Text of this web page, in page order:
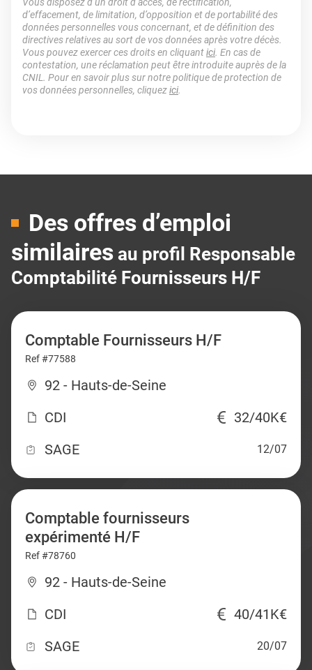
d’effacement, de limitation, d’opposition et de portabilité des
données personnelles vous concernant, et de définition des
directives relatives au sort de vos données après votre décès.
Vous pouvez exercer ces droits en cliquantici. En cas de
contestation, une réclamation peut être introduite auprès de la
CNIL. Pour en savoir plus sur notre politique de protection de
vos données personnelles, cliquezici.
Des offres d’emploi
similaires au profil Responsable
Comptabilité Fournisseurs H/F
Comptable Fournisseurs H/F
Ref #77588
92 - Hauts-de-Seine
CDI
32/40K€
SAGE
12/07
Comptable fournisseurs
expérimenté H/F
Ref #78760
92 - Hauts-de-Seine
CDI
40/41K€
SAGE
20/07